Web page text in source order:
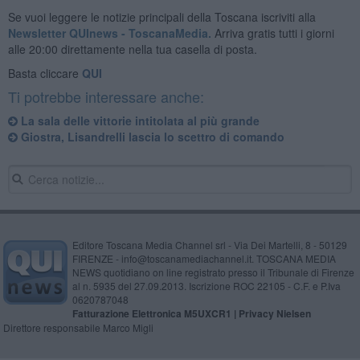
Se vuoi leggere le notizie principali della Toscana iscriviti alla
Newsletter QUInews - ToscanaMedia. Arriva gratis tutti i giorni
alle 20:00 direttamente nella tua casella di posta.
Basta cliccare QUI
Ti potrebbe interessare anche:
La sala delle vittorie intitolata al più grande
Giostra, Lisandrelli lascia lo scettro di comando
Editore Toscana Media Channel srl - Via Dei Martelli, 8 - 50129
FIRENZE - info@toscanamediachannel.it. TOSCANA MEDIA
NEWS quotidiano on line registrato presso il Tribunale di Firenze
al n. 5935 del 27.09.2013. Iscrizione ROC 22105 - C.F. e P.Iva
0620787048
Fatturazione Elettronica M5UXCR1 | Privacy Nielsen
Direttore responsabile Marco Migli